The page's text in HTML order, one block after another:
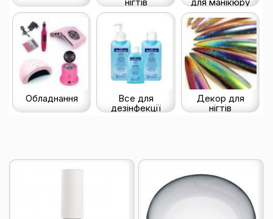
Обладнання
Все для
дезінфекції
Декор для
нігтів